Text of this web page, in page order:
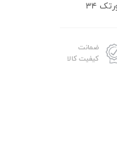
ضمانت
کیفیت کالا